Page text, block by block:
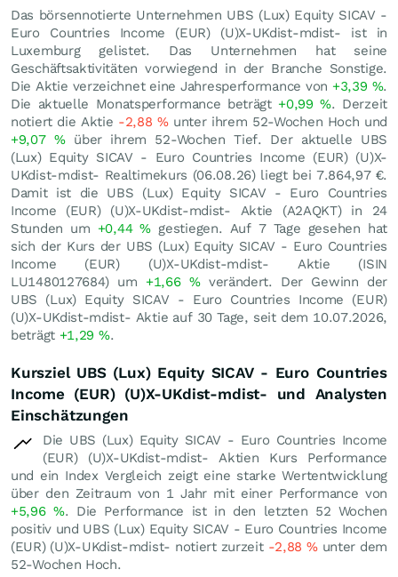
Das börsennotierte Unternehmen UBS (Lux) Equity SICAV -
Euro Countries Income (EUR) (U)X-UKdist-mdist- ist in
Luxemburg gelistet. Das Unternehmen hat seine
Geschäftsaktivitäten vorwiegend in der Branche Sonstige.
Die Aktie verzeichnet eine Jahresperformance von +3,39 %.
Die aktuelle Monatsperformance beträgt +0,99%. Derzeit
notiert die Aktie -2,88 %unter ihrem 52-Wochen Hoch und
+9,07 %über ihrem 52-Wochen Tief. Der aktuelle UBS
(Lux) Equity SICAV - Euro Countries Income (EUR) (U)X-
UKdist-mdist- Realtimekurs (06.08.26) liegt bei 7.864,97 €.
Damit ist die UBS (Lux) Equity SICAV - Euro Countries
Income (EUR) (U)X-UKdist-mdist- Aktie (A2AQKT) in 24
Stunden um +0,44% gestiegen. Auf 7 Tage gesehen hat
sich der Kurs der UBS (Lux) Equity SICAV - Euro Countries
Income (EUR) (U)X-UKdist-mdist- Aktie (ISIN
LU1480127684) um +1,66 %verändert. Der Gewinn der
UBS (Lux) Equity SICAV - Euro Countries Income (EUR)
(U)X-UKdist-mdist- Aktie auf 30 Tage, seit dem 10.07.2026,
beträgt +1,29 %.
Kursziel UBS (Lux) Equity SICAV - Euro Countries
Income (EUR) (U)X-UKdist-mdist- und Analysten
Einschätzungen
Die UBS (Lux) Equity SICAV - Euro Countries Income
(EUR) (U)X-UKdist-mdist- Aktien Kurs Performance
und ein Index Vergleich zeigt eine starke Wertentwicklung
über den Zeitraum von 1 Jahr mit einer Performance von
+5,96 %. Die Performance ist in den letzten 52 Wochen
positiv und UBS (Lux) Equity SICAV - Euro Countries Income
(EUR) (U)X-UKdist-mdist- notiert zurzeit -2,88 %unter dem
52-Wochen Hoch.